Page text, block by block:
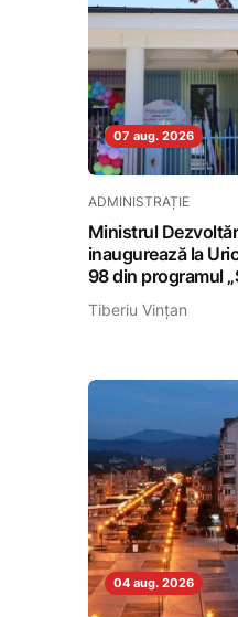
07 aug. 2026
ADMINISTRAȚIE
Ministrul
inaugurează la
98 din programul
Tiberiu Vințan
04 aug. 2026